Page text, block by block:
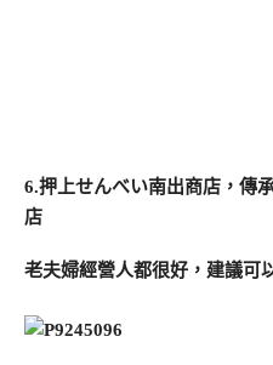
6.押上せんべい南出商店，傳
店
老夫婦經營人都很好，建議可